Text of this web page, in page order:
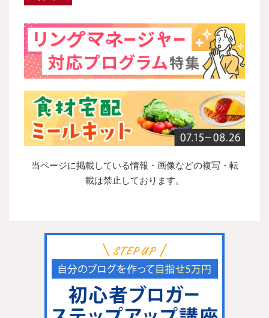
当ページに掲載している情報・画像などの複写・転
載は禁止しております。